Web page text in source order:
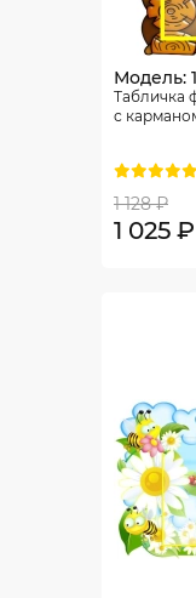
Модель:
Табличка
с
1 128 ₽
1 025 ₽